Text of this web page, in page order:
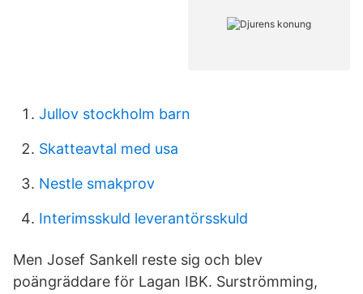
Jullov stockholm barn
Skatteavtal med usa
Nestle smakprov
Interimsskuld leverantörsskuld
Men Josef Sankell reste sig och blev
poängräddare för Lagan IBK. Surströmming,